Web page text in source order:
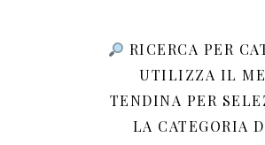
RICERCA PER
UTILIZZA IL
TENDINA PER
LA CATEGORIA